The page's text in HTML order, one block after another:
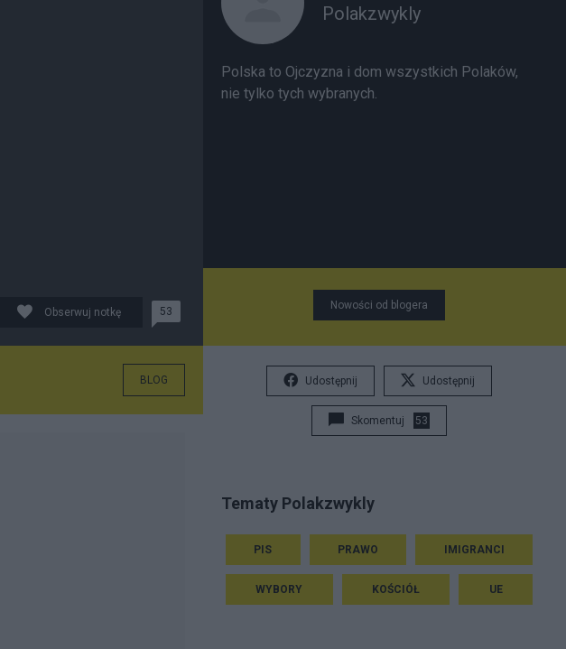
Obserwuj notkę 53
BLOG
Polakzwykly
Polska to Ojczyzna i dom wszystkich Polaków,
nie tylko tych wybranych.
Nowości od blogera
Udostępnij Udostępnij
Skomentuj 53
Tematy Polakzwykly
PIS PRAWO IMIGRANCI
WYBORY KOŚCIÓŁ UE